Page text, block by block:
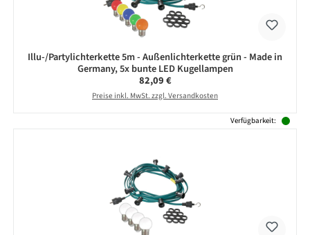
Illu-/Partylichterkette 5m - Außenlichterkette grün - Made in
Germany, 5x bunte LED Kugellampen
Regulärer Preis:
82,09 €
Preise inkl. MwSt. zzgl. Versandkosten
Verfügbarkeit: